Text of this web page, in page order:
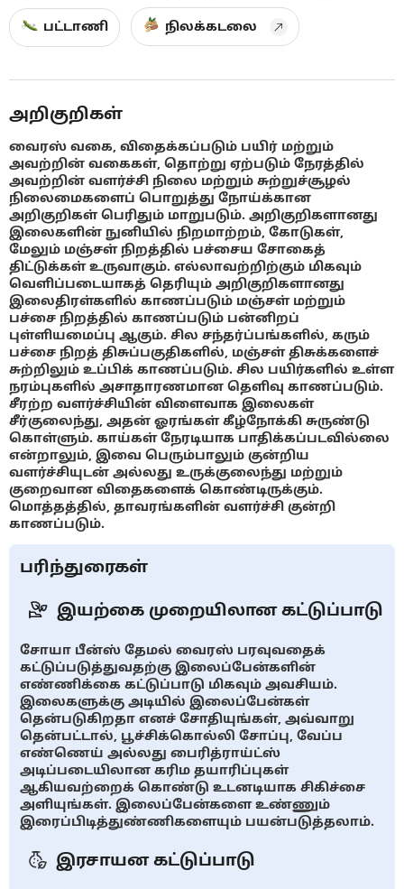
பட்டாணி நிலக்கடலை
அறிகுறிகள்
வைரஸ் வகை, விதைக்கப்படும் பயிர் மற்றும்
அவற்றின் வகைகள், தொற்று ஏற்படும் நேரத்தில்
அவற்றின் வளர்ச்சி நிலை மற்றும் சுற்றுச்சூழல்
நிலைமைகளைப் பொறுத்து நோய்க்கான
அறிகுறிகள் பெரிதும் மாறுபடும். அறிகுறிகளானது
இலைகளின் நுனியில் நிறமாற்றம், கோடுகள்,
மேலும் மஞ்சள் நிறத்தில் பச்சைய சோகைத்
திட்டுக்கள் உருவாகும். எல்லாவற்றிற்கும் மிகவும்
வெளிப்படையாகத் தெரியும் அறிகுறிகளானது
இலைதிரள்களில் காணப்படும் மஞ்சள் மற்றும்
பச்சை நிறத்தில் காணப்படும் பன்னிறப்
புள்ளியமைப்பு ஆகும். சில சந்தர்ப்பங்களில், கரும்
பச்சை நிறத் திசுப்பகுதிகளில், மஞ்சள் திசுக்களைச்
சுற்றிலும் உப்பிக் காணப்படும். சில பயிர்களில் உள்ள
நரம்புகளில் அசாதாரணமான தெளிவு காணப்படும்.
சீரற்ற வளர்ச்சியின் விளைவாக இலைகள்
சீர்குலைந்து, அதன் ஓரங்கள் கீழ்நோக்கி சுருண்டு
கொள்ளும். காய்கள் நேரடியாக பாதிக்கப்படவில்லை
என்றாலும், இவை பெரும்பாலும் குன்றிய
வளர்ச்சியுடன் அல்லது உருக்குலைந்து மற்றும்
குறைவான விதைகளைக் கொண்டிருக்கும்.
மொத்தத்தில், தாவரங்களின் வளர்ச்சி குன்றி
காணப்படும்.
பரிந்துரைகள்
இயற்கை முறையிலான கட்டுப்பாடு
சோயா பீன்ஸ் தேமல் வைரஸ் பரவுவதைக்
கட்டுப்படுத்துவதற்கு இலைப்பேன்களின்
எண்ணிக்கை கட்டுப்பாடு மிகவும் அவசியம்.
இலைகளுக்கு அடியில் இலைப்பேன்கள்
தென்படுகிறதா எனச் சோதியுங்கள், அவ்வாறு
தென்பட்டால், பூச்சிக்கொல்லி சோப்பு, வேப்ப
எண்ணெய் அல்லது பைரித்ராய்ட்ஸ்
அடிப்படையிலான கரிம தயாரிப்புகள்
ஆகியவற்றைக் கொண்டு உடனடியாக சிகிச்சை
அளியுங்கள். இலைப்பேன்களை உண்ணும்
இரைப்பிடித்துண்ணிகளையும் பயன்படுத்தலாம்.
இரசாயன கட்டுப்பாடு